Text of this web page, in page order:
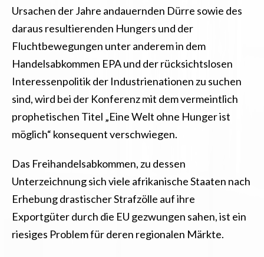
Ursachen der Jahre andauernden Dürre sowie des
daraus resultierenden Hungers und der
Fluchtbewegungen unter anderem in dem
Handelsabkommen EPA und der rücksichtslosen
Interessenpolitik der Industrienationen zu suchen
sind, wird bei der Konferenz mit dem vermeintlich
prophetischen Titel „Eine Welt ohne Hunger ist
möglich“ konsequent verschwiegen.
Das Freihandelsabkommen, zu dessen
Unterzeichnung sich viele afrikanische Staaten nach
Erhebung drastischer Strafzölle auf ihre
Exportgüter durch die EU gezwungen sahen, ist ein
riesiges Problem für deren regionalen Märkte.